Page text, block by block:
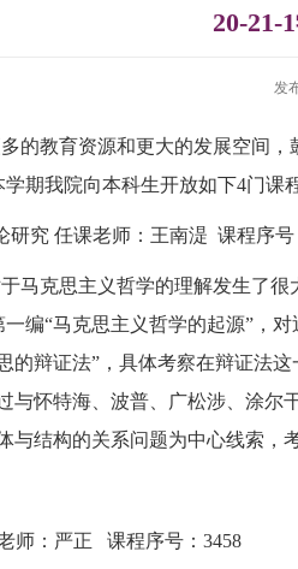
20-21-
发
的教育资源和更大的发展空间
期我院向本科生开放如下4门课
研究 任课老师：王南湜 课程序号
马克思主义哲学的理解发生了
编“马克思主义哲学的起源”，
的辩证法”，具体考察在辩证法
与怀特海、波普、广松涉、涂
与结构的关系问题为中心线索，
师：严正 课程序号： 3458